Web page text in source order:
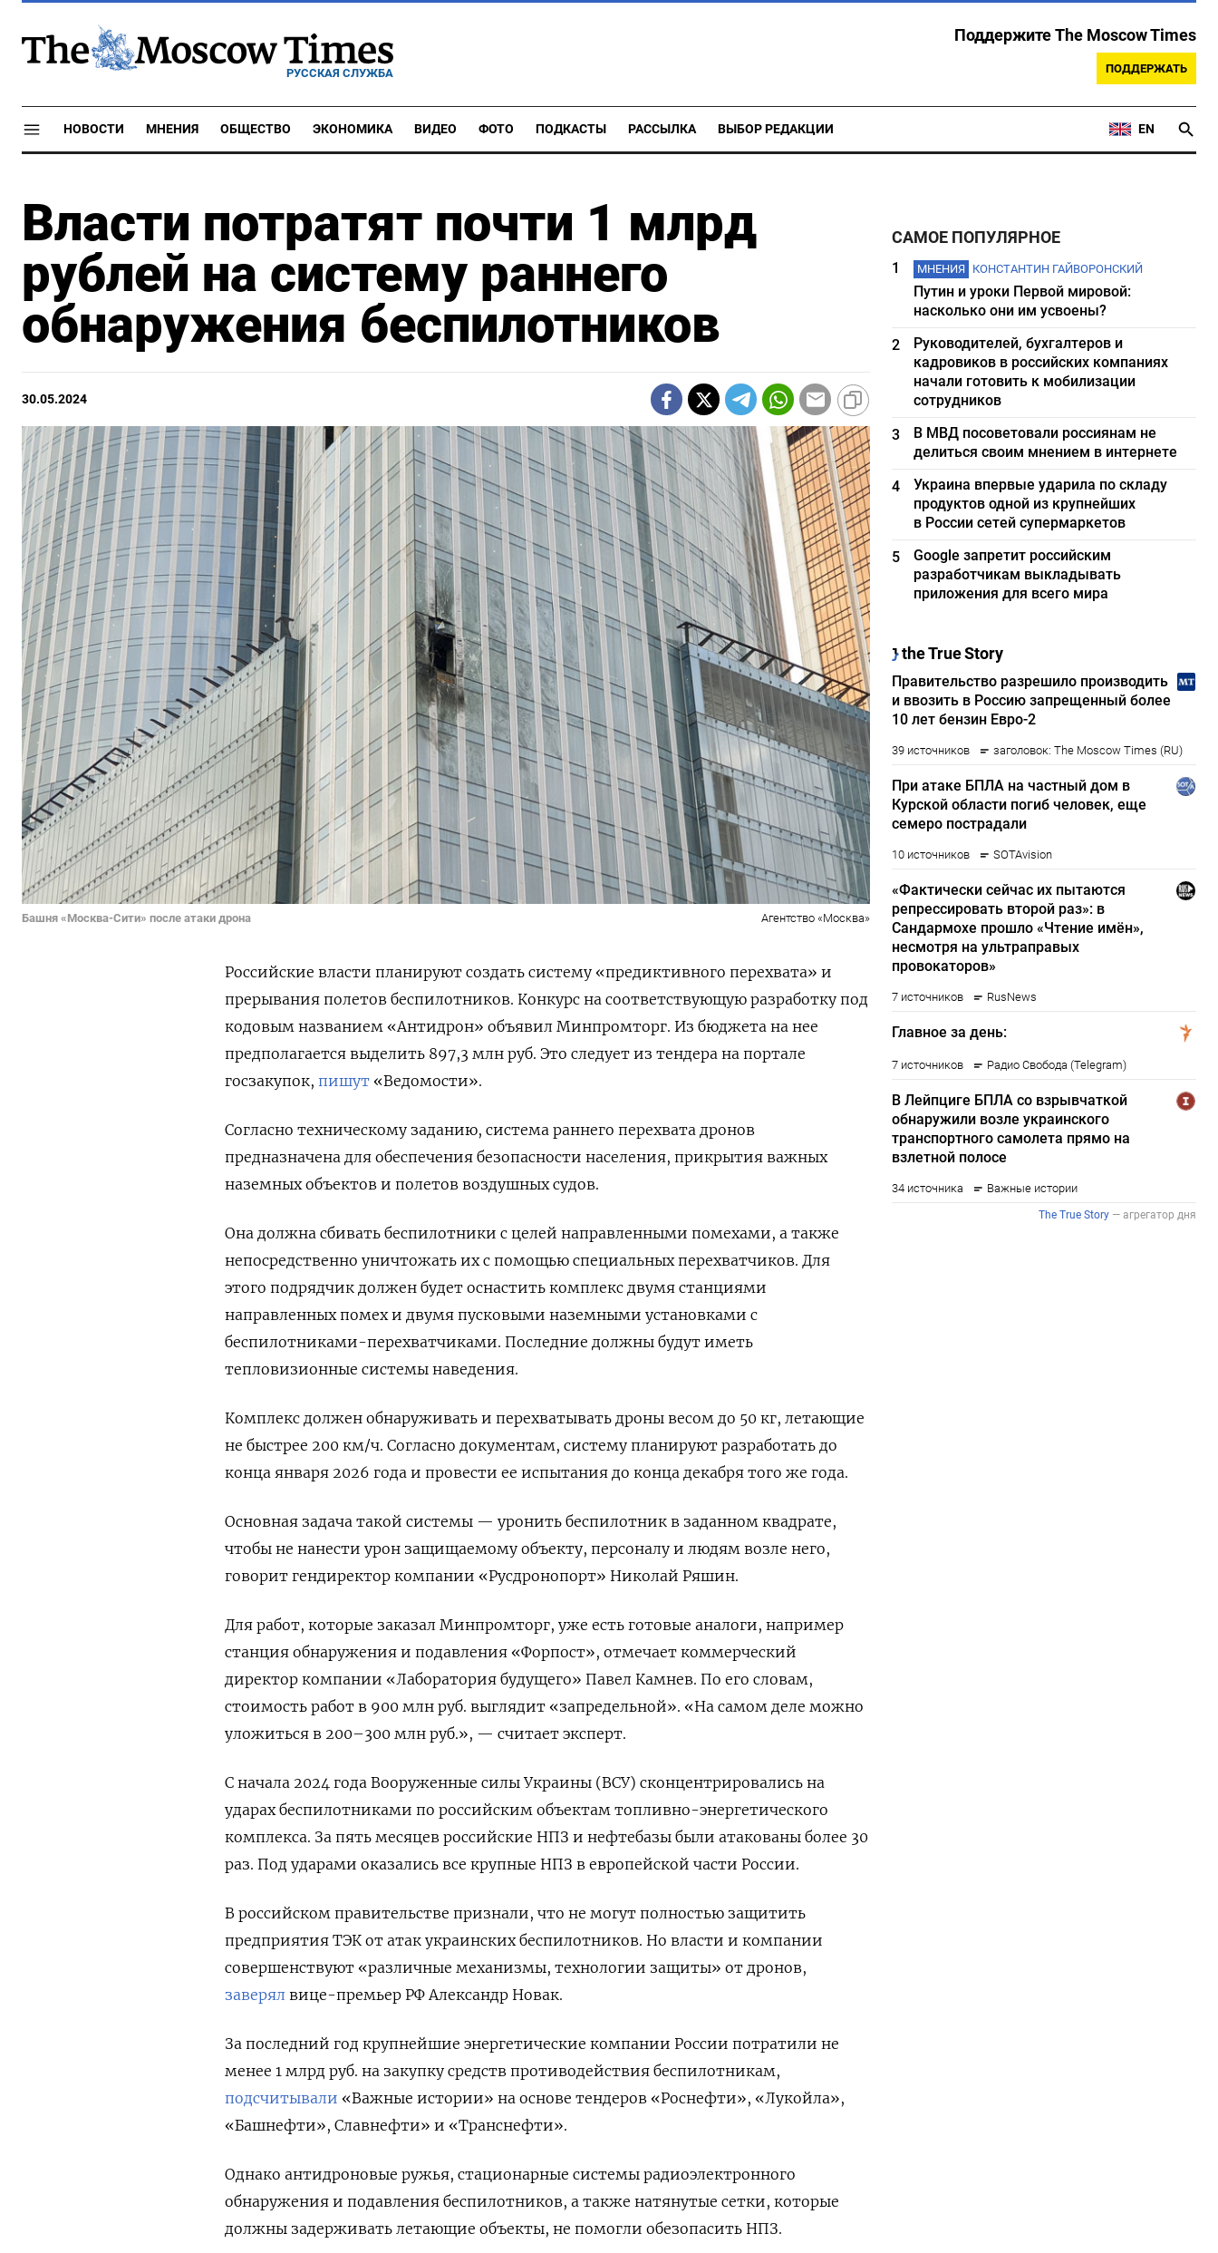
РУССКАЯ СЛУЖБА
Поддержите The Moscow Times
ПОДДЕРЖАТЬ
НОВОСТИ МНЕНИЯ ОБЩЕСТВО ЭКОНОМИКА ВИДЕО ФОТО ПОДКАСТЫ РАССЫЛКА ВЫБОР РЕДАКЦИИ EN
Власти потратят почти 1 млрд
рублей на систему раннего
обнаружения беспилотников
30.05.2024
Башня «Москва-Сити» после атаки дрона Агентство «Москва»
Российские власти планируют создать систему «предиктивного перехвата» и
прерывания полетов беспилотников. Конкурс на соответствующую разработку под
кодовым названием «Антидрон» объявил Минпромторг. Из бюджета на нее
предполагается выделить 897,3 млн руб. Это следует из тендера на портале
госзакупок, пишут «Ведомости».
Согласно техническому заданию, система раннего перехвата дронов
предназначена для обеспечения безопасности населения, прикрытия важных
наземных объектов и полетов воздушных судов.
Она должна сбивать беспилотники с целей направленными помехами, а также
непосредственно уничтожать их с помощью специальных перехватчиков. Для
этого подрядчик должен будет оснастить комплекс двумя станциями
направленных помех и двумя пусковыми наземными установками с
беспилотниками-перехватчиками. Последние должны будут иметь
тепловизионные системы наведения.
Комплекс должен обнаруживать и перехватывать дроны весом до 50 кг, летающие
не быстрее 200 км/ч. Согласно документам, систему планируют разработать до
конца января 2026 года и провести ее испытания до конца декабря того же года.
Основная задача такой системы — уронить беспилотник в заданном квадрате,
чтобы не нанести урон защищаемому объекту, персоналу и людям возле него,
говорит гендиректор компании «Русдронопорт» Николай Ряшин.
Для работ, которые заказал Минпромторг, уже есть готовые аналоги, например
станция обнаружения и подавления «Форпост», отмечает коммерческий
директор компании «Лаборатория будущего» Павел Камнев. По его словам,
стоимость работ в 900 млн руб. выглядит «запредельной». «На самом деле можно
уложиться в 200–300 млн руб.», — считает эксперт.
С начала 2024 года Вооруженные силы Украины (ВСУ) сконцентрировались на
ударах беспилотниками по российским объектам топливно-энергетического
комплекса. За пять месяцев российские НПЗ и нефтебазы были атакованы более 30
раз. Под ударами оказались все крупные НПЗ в европейской части России.
В российском правительстве признали, что не могут полностью защитить
предприятия ТЭК от атак украинских беспилотников. Но власти и компании
совершенствуют «различные механизмы, технологии защиты» от дронов,
заверял вице-премьер РФ Александр Новак.
За последний год крупнейшие энергетические компании России потратили не
менее 1 млрд руб. на закупку средств противодействия беспилотникам,
подсчитывали «Важные истории» на основе тендеров «Роснефти», «Лукойла»,
«Башнефти», Славнефти» и «Транснефти».
Однако антидроновые ружья, стационарные системы радиоэлектронного
обнаружения и подавления беспилотников, а также натянутые сетки, которые
должны задерживать летающие объекты, не помогли обезопасить НПЗ.
САМОЕ ПОПУЛЯРНОЕ
1 МНЕНИЯ КОНСТАНТИН ГАЙВОРОНСКИЙ
Путин и уроки Первой мировой:
насколько они им усвоены?
2
Руководителей, бухгалтеров и
кадровиков в российских компаниях
начали готовить к мобилизации
сотрудников
3
В МВД посоветовали россиянам не
делиться своим мнением в интернете
4
Украина впервые ударила по складу
продуктов одной из крупнейших
в России сетей супермаркетов
5
Google запретит российским
разработчикам выкладывать
приложения для всего мира